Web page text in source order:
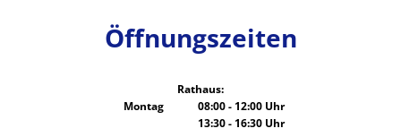
Öffnungszeiten
Rathaus:
Montag
08:00- 12:00Uhr
Von 08:00 bis 12:00 Uhr
13:30- 16:30Uhr